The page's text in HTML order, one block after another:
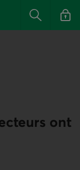
Rechercher
Se
ont